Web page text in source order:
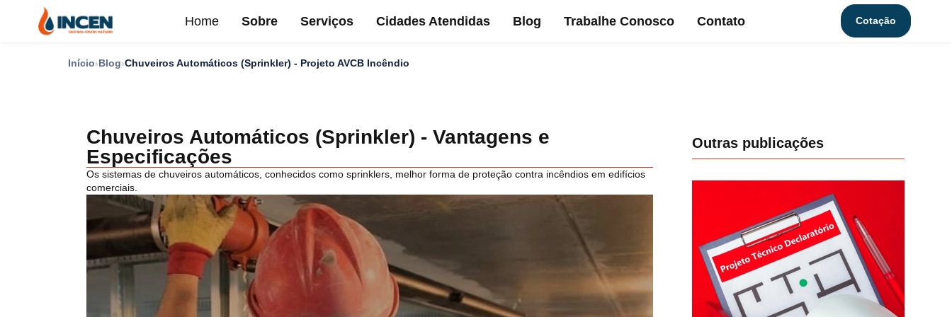
Home Sobre Serviços Cidades Atendidas Blog Trabalhe Conosco Contato Cotação
Início Blog Chuveiros Automáticos (Sprinkler) - Projeto AVCB Incêndio
Outras publicações
Chuveiros Automáticos (Sprinkler) - Vantagens e
Especificações
Os sistemas de chuveiros automáticos, conhecidos como sprinklers, melhor forma de proteção contra incêndios em edifícios
comerciais.